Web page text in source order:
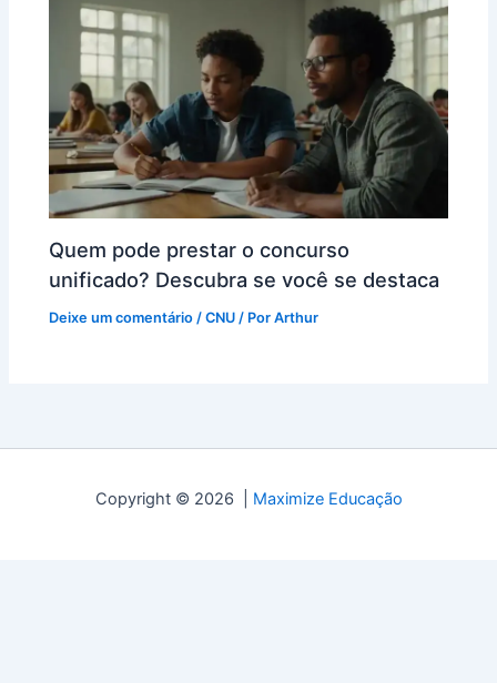
Quem pode prestar o concurso
unificado? Descubra se você se destaca
Deixe um comentário /CNU / PorArthur
Copyright © 2026 | Maximize Educação